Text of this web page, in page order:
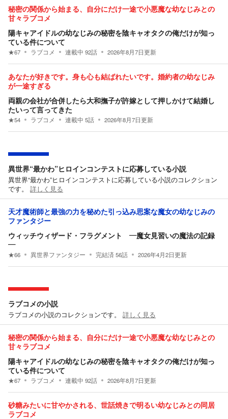
秘密の関係から始まる、自分にだけ一途で小悪魔な幼なじみとの
甘々ラブコメ
陽キャアイドルの幼なじみの秘密を陰キャオタクの俺だけが知っ
ている件について
★67 ラブコメ 連載中 92話 2026年8月7日更新
あなたが好きです。身も心も結ばれたいです。婚約者の幼なじみ
が一途すぎる
両親の会社が合併したら大和撫子が許嫁として押しかけて結婚し
たいって言ってきた
★54 ラブコメ 連載中 5話 2026年8月7日更新
異世界“最かわ”ヒロインコンテストに応募している小説
異世界“最かわ”ヒロインコンテストに応募している小説のコレクション
です。
詳しく見る
天才魔術師と最強の力を秘めた引っ込み思案な魔女の幼なじみの
ファンタジー
ウィッチウィザード・フラグメント ―魔女見習いの魔法の記録
―
★66 異世界ファンタジー 完結済56話 2026年4月2日更新
ラブコメの小説
ラブコメの小説のコレクションです。 詳しく見る
秘密の関係から始まる、自分にだけ一途で小悪魔な幼なじみとの
甘々ラブコメ
陽キャアイドルの幼なじみの秘密を陰キャオタクの俺だけが知っ
ている件について
★67 ラブコメ 連載中 92話 2026年8月7日更新
砂糖みたいに甘やかされる、世話焼きで明るい幼なじみとの同居
ラブコメ